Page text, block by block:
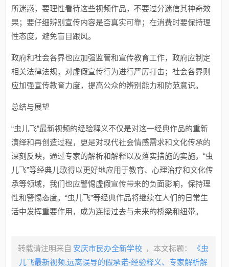
所迷惑，要理性看待这些视频作品，不要过分迷信其神奇效
果；要仔细辨别宣传内容是否真实可靠；在消费时要保持理
性态度，避免盲目跟风。
政府和社会各界也应加强监管和宣传教育工作，政府应制定
相关法律法规，对虚假宣传行为进行严厉打击；社会各界则
应加强宣传教育力度，提高公众的辨别能力和防范意识。
总结与展望
“虫儿飞”最新视频的经验释义不仅是对这一经典作品的重新
演绎和再创造过程，更是对现代社会情感需求和文化传承的
深刻反映，通过专家的解析和解释以及落实措施的实施，“虫
儿飞”等经典儿歌得以更好地应用于教育、心理治疗和文化传
承等领域，我们也应警惕虚假宣传带来的负面影响，保持理
性和警惕态度。“虫儿飞”等经典作品将继续在人们的日常生
活中发挥重要作用，成为连接过去与未来的桥梁和纽带。
转载请注明来自 安庆市民办全新学校 ，本文标题：
《虫
儿飞最新视频,远离误导的假承诺-经验释义、专家解析解